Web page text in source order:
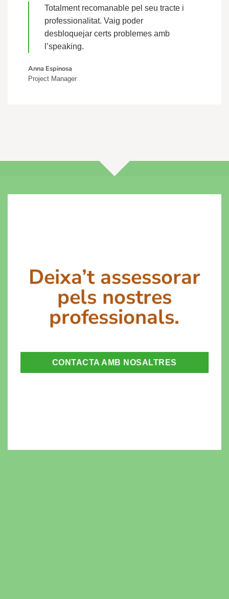
Totalment recomanable pel seu tracte i
professionalitat. Vaig poder
desbloquejar certs problemes amb
l’speaking.
Anna Espinosa
Project Manager
Deixa’t assessorar
pels nostres
professionals.
CONTACTA AMB NOSALTRES